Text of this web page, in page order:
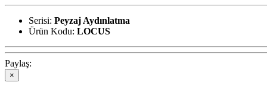
Serisi: Peyzaj Aydınlatma
Ürün Kodu: LOCUS
Paylaş:
×